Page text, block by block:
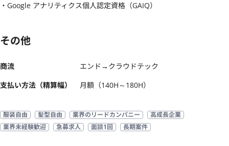
・Google アナリティクス個人認定資格（GAIQ）
その他
商流
エンド→クラウドテック
支払い方法（精算幅）
月額（140H～180H）
服装自由 髪型自由 業界のリードカンパニー
高成長企業
業界未経験歓迎
急募求人 面談1回 長期案件